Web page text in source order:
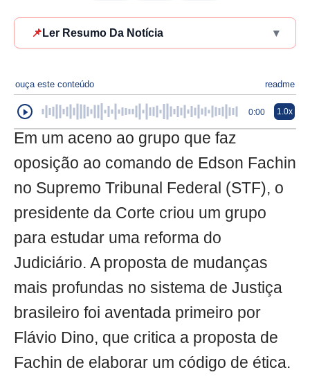
📌 Ler Resumo Da Notícia ▾
ouça este conteúdo readme
0:00 1.0x
Em um aceno ao grupo que faz
oposição ao comando de Edson Fachin
no Supremo Tribunal Federal (STF), o
presidente da Corte criou um grupo
para estudar uma reforma do
Judiciário. A proposta de mudanças
mais profundas no sistema de Justiça
brasileiro foi aventada primeiro por
Flávio Dino, que critica a proposta de
Fachin de elaborar um código de ética.